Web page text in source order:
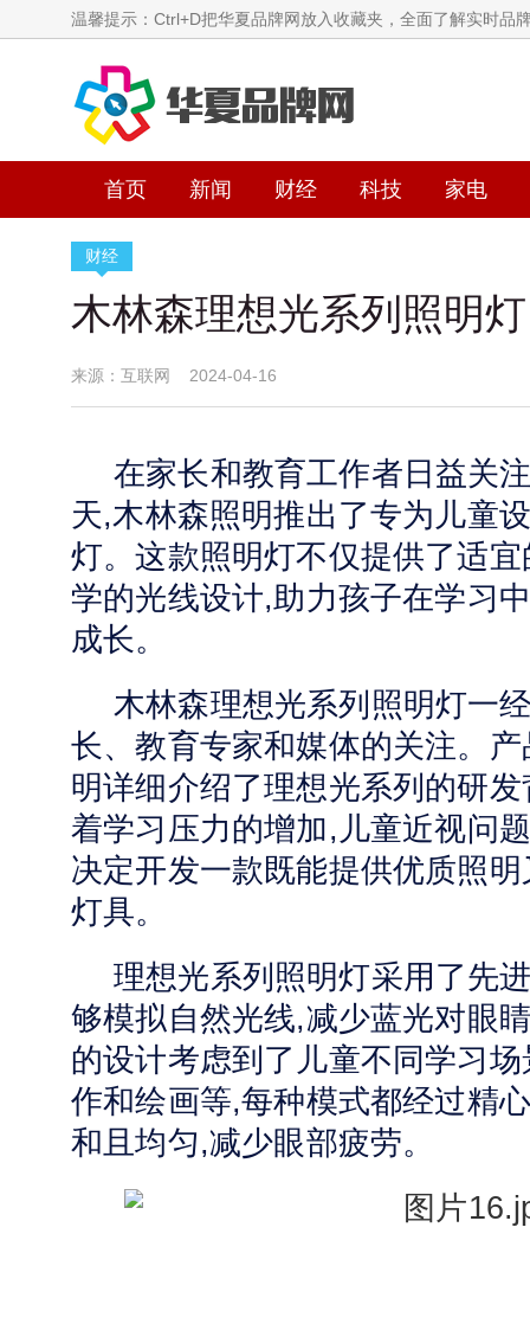
温馨提示：Ctrl+D把华夏品牌网放入收藏夹，全面了解实时品
首页 新闻 财经 科技 家电
财经
木林森理想光系列照明
来源：互联网 2024-04-16
在家长和教育工作者日益关
天,木林森照明推出了专为儿童
灯。这款照明灯不仅提供了适
学的光线设计,助力孩子在学习
成长。
木林森理想光系列照明灯一
长、教育专家和媒体的关注。
明详细介绍了理想光系列的研
着学习压力的增加,儿童近视问
决定开发一款既能提供优质照
灯具。
理想光系列照明灯采用了先
够模拟自然光线,减少蓝光对眼
的设计考虑到了儿童不同学习
作和绘画等,每种模式都经过精
和且均匀,减少眼部疲劳。